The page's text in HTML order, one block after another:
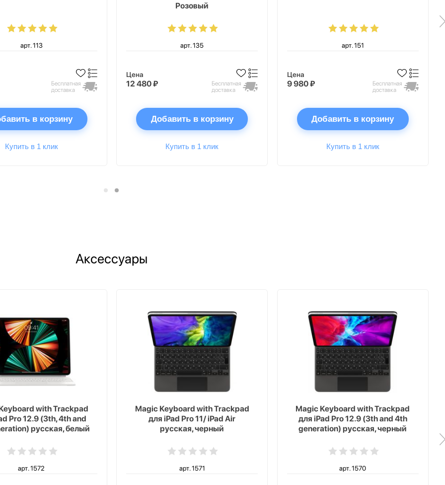
арт. 113
Бесплатная
доставка
в корзину
Купить в 1 клик
Розовый
арт. 135
Цена
12 480 ₽
Бесплатная
доставка
Добавить в корзину
Купить в 1 клик
арт. 151
Цена
9 980 ₽
Бесплатная
доставка
Добавить в корзину
Купить в 1 клик
Аксессуары
with Trackpad
Pro 12.9 (3th, 4th and
русская, белый
арт. 1572
Magic Keyboard with Trackpad
для iPad Pro 11/ iPad Air
русская, черный
арт. 1571
Magic Keyboard with Trackpad
для iPad Pro 12.9 (3th and 4th
generation) русская, черный
арт. 1570